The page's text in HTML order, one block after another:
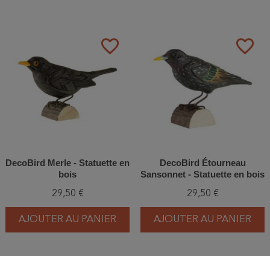
favorite_border
DecoBird Merle - Statuette en
bois
29,50 €
AJOUTER AU PANIER
favorite_border
DecoBird Étourneau
Sansonnet - Statuette en bois
29,50 €
AJOUTER AU PANIER